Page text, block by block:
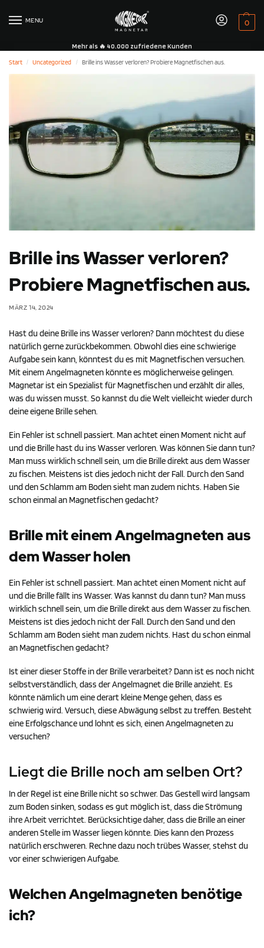
MENU 0
Mehr als 🔥 40.000 zufriedene Kunden
Start
/ Uncategorized / Brille ins Wasser verloren? Probiere Magnetfischen aus.
Brille ins Wasser verloren?
Probiere Magnetfischen aus.
MÄRZ 14, 2024
Hast du deine Brille ins Wasser verloren? Dann möchtest du diese
natürlich gerne zurückbekommen. Obwohl dies eine schwierige
Aufgabe sein kann, könntest du es mit Magnetfischen versuchen.
Mit einem Angelmagneten könnte es möglicherweise gelingen.
Magnetar ist ein Spezialist für Magnetfischen und erzählt dir alles,
was du wissen musst. So kannst du die Welt vielleicht wieder durch
deine eigene Brille sehen.
Ein Fehler ist schnell passiert. Man achtet einen Moment nicht auf
und die Brille hast du ins Wasser verloren. Was können Sie dann tun?
Man muss wirklich schnell sein, um die Brille direkt aus dem Wasser
zu fischen. Meistens ist dies jedoch nicht der Fall. Durch den Sand
und den Schlamm am Boden sieht man zudem nichts. Haben Sie
schon einmal an Magnetfischen gedacht?
Brille mit einem Angelmagneten aus
dem Wasser holen
Ein Fehler ist schnell passiert. Man achtet einen Moment nicht auf
und die Brille fällt ins Wasser. Was kannst du dann tun? Man muss
wirklich schnell sein, um die Brille direkt aus dem Wasser zu fischen.
Meistens ist dies jedoch nicht der Fall. Durch den Sand und den
Schlamm am Boden sieht man zudem nichts. Hast du schon einmal
an Magnetfischen gedacht?
Ist einer dieser Stoffe in der Brille verarbeitet? Dann ist es noch nicht
selbstverständlich, dass der Angelmagnet die Brille anzieht. Es
könnte nämlich um eine derart kleine Menge gehen, dass es
schwierig wird. Versuch, diese Abwägung selbst zu treffen. Besteht
eine Erfolgschance und lohnt es sich, einen Angelmagneten zu
versuchen?
Liegt die Brille noch am selben Ort?
In der Regel ist eine Brille nicht so schwer. Das Gestell wird langsam
zum Boden sinken, sodass es gut möglich ist, dass die Strömung
ihre Arbeit verrichtet. Berücksichtige daher, dass die Brille an einer
anderen Stelle im Wasser liegen könnte. Dies kann den Prozess
natürlich erschweren. Rechne dazu noch trübes Wasser, stehst du
vor einer schwierigen Aufgabe.
Welchen Angelmagneten benötige
ich?